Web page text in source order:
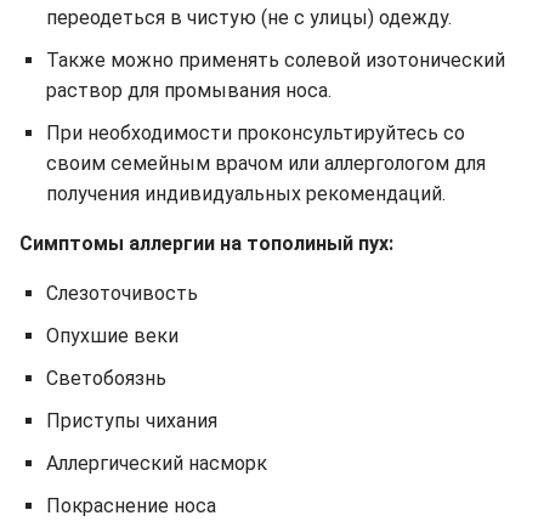
переодеться в чистую (не с улицы) одежду.
Также можно применять солевой изотонический
раствор для промывания носа.
При необходимости проконсультируйтесь со
своим семейным врачом или аллергологом для
получения индивидуальных рекомендаций.
Симптомы аллергии на тополиный пух:
Слезоточивость
Опухшие веки
Светобоязнь
Приступы чихания
Аллергический насморк
Покраснение носа